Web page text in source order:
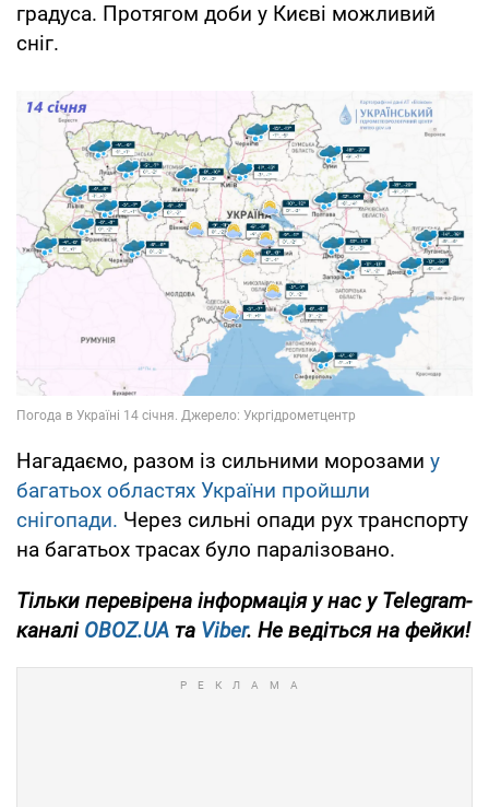
градуса. Протягом доби у Києві можливий
сніг.
Нагадаємо, разом із сильними морозами у
багатьох областях України пройшли
снігопади. Через сильні опади рух транспорту
на багатьох трасах було паралізовано.
Тільки перевірена інформація у нас у Telegram-
каналі OBOZ.UA та Viber. Не ведіться на фейки!